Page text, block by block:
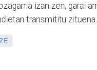
izan zen, garai
transmititu